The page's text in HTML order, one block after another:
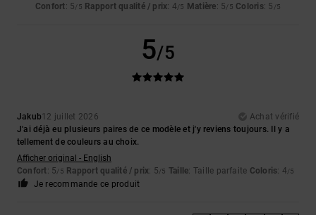
Confort: 5/5 Rapport qualité / prix: 4/5 Matière: 5/5 Coloris: 5 /5
5/5
Jakub12 juillet 2026
Achat vérifié
J'ai déjà eu plusieurs paires de ce modèle et j'y reviens toujours. Il y a
tellement de couleurs au choix.
Afficher original - English
Confort: 5/5 Rapport qualité / prix: 5/5 Taille: Taille parfaite Coloris: 4/5
Je recommande ce produit